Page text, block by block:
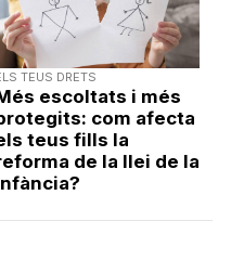
TEUS DRETS
escoltats i més
com afecta
teus fills la
de la llei de la